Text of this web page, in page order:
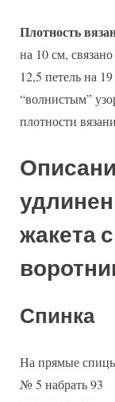
Плотность
на 10 см,
12,5 петель на
“волнистым”
плотности
жакета
Спинка
На прямые
№ 5 набрать 93